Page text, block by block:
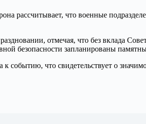
рассчитывает, что военные
отмечая, что без вклада
безопасности запланированы
что свидетельствует о